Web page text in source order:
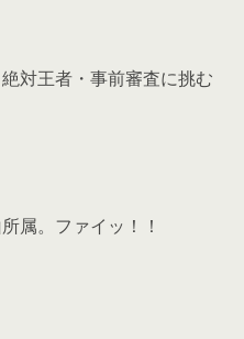
対王者・事前審査に挑む
属。ファイッ！！